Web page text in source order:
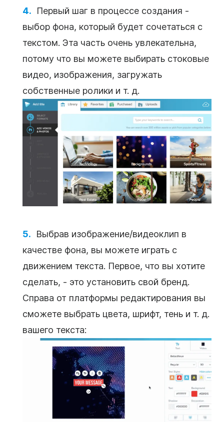
Первый шаг в процессе создания -
выбор фона, который будет сочетаться с
текстом. Эта часть очень увлекательна,
потому что вы можете выбирать стоковые
видео, изображения, загружать
собственные ролики и т. д.
Выбрав изображение/видеоклип в
качестве фона, вы можете играть с
движением текста. Первое, что вы хотите
сделать, - это установить свой бренд.
Справа от платформы редактирования вы
сможете выбрать цвета, шрифт, тень и т. д.
вашего текста: